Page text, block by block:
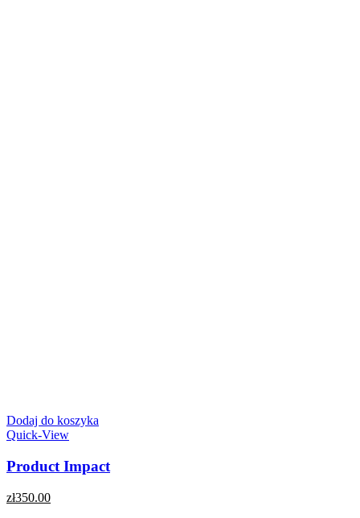
Dodaj do koszyka
Quick-View
Product Impact
zł350.00